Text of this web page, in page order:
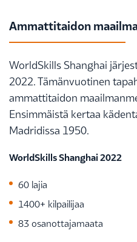
Ammattitaidon
WorldSkills Shanghai
2022. Tämänvuotinen
ammattitaidon
Ensimmäistä kertaa
Madridissa 1950.
WorldSkills Shanghai 2022
60 lajia
1400+ kilpailijaa
83 osanottajamaata